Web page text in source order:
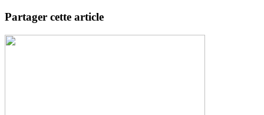
Partager cette article